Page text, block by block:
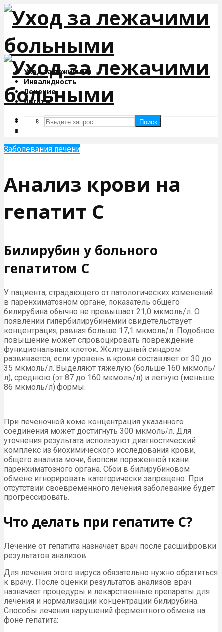
Уход за пожилыми
Инвалидность
Лечение
Льготы
Поиск
Поиск
Заболевания печени
Анализ крови на
гепатит С
Билирубин у больного
гепатитом С
У пациента, страдающего от патологических изменений
в паренхиматозном органе, показатель общего
билирубина обычно не превышает 21,0 мкмоль/л. О
появлении гипербилирубинемии свидетельствует
концентрация, равная больше 17,1 мкмоль/л. Подобное
повышение может спровоцировать повреждение
функциональных клеток. Желтушный синдром
развивается, если уровень в крови составляет от 30 до
35 мкмоль/л. Выделяют тяжелую (больше 160 мкмоль/
л), среднюю (от 87 до 160 мкмоль/л) и легкую (меньше
86 мкмоль/л) формы.
При печеночной коме концентрация указанного
соединения может достигнуть 300 мкмоль/л. Для
уточнения результата используют диагностический
комплекс из биохимического исследования крови,
общего анализа мочи, биопсии пораженной ткани
паренхиматозного органа. Сбои в билирубиновом
обмене игнорировать категорически запрещено. При
отсутствии своевременного лечения заболевание будет
прогрессировать.
Что делать при гепатите С?
Лечение от гепатита назначает врач после расшифровки
результатов анализов.
Для лечения этого вируса обязательно нужно обратиться
к врачу. После оценки результатов анализов врач
назначает процедуры и лекарственные препараты для
лечения и нормализации концентрации билирубина.
Способы лечения нарушений ферментного обмена на
фоне гепатита: